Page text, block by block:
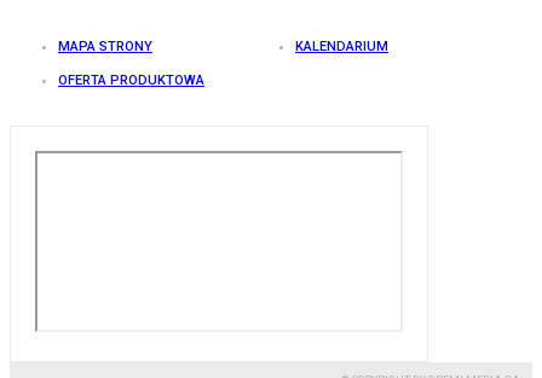
MAPA STRONY KALENDARIUM
OFERTA PRODUKTOWA